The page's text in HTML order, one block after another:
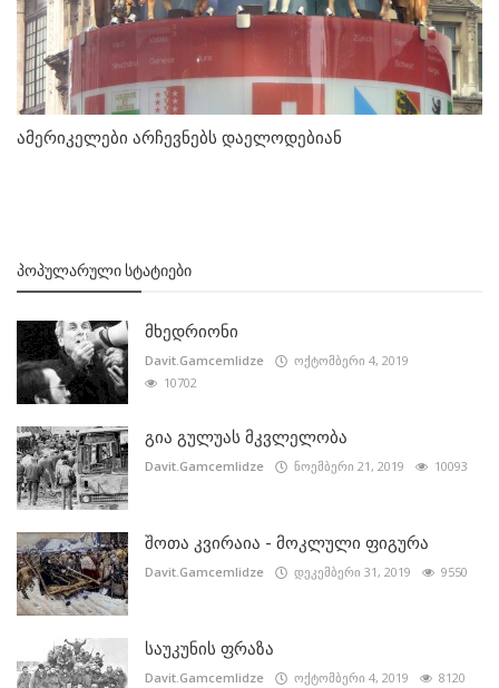
ამერიკელები არჩევნებს დაელოდებიან
ᲞᲝᲞᲣᲚᲐᲠᲣᲚᲘ ᲡᲢᲐᲢᲘᲔᲑᲘ
მხედრიონი
Davit.Gamcemlidze
ოქტომბერი 4, 2019
10702
გია გულუას მკვლელობა
Davit.Gamcemlidze ნოემბერი 21, 2019 10093
შოთა კვირაია - მოკლული ფიგურა
Davit.Gamcemlidze დეკემბერი 31, 2019 9550
საუკუნის ფრაზა
Davit.Gamcemlidze ოქტომბერი 4, 2019 8120